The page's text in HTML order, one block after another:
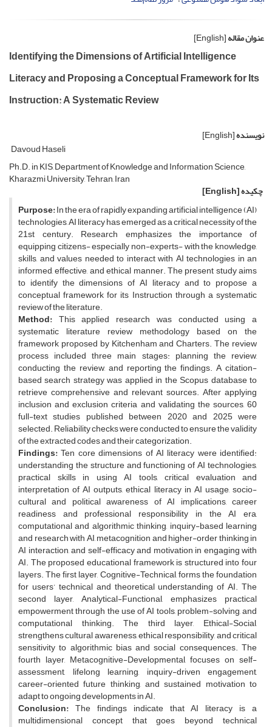
عنوان مقاله[English]
Identifying the Dimensions of Artificial Intelligence
Literacy and Proposing a Conceptual Framework for Its
Instruction: A Systematic Review
نویسنده[English]
Davoud Haseli
Ph.D. in KIS, Department of Knowledge and Information Science,
Kharazmi University, Tehran, Iran
چکیده[English]
Purpose:In the era of rapidly expanding artificial intelligence (AI)
technologies, AI literacy has emerged as a critical necessity of the
21st century. Research emphasizes the importance of
equipping citizens- especially non-experts- with the knowledge,
skills, and values needed to interact with AI technologies in an
informed, effective, and ethical manner. The present study aims
to identify the dimensions of AI literacy and to propose a
conceptual framework for its Instruction through a systematic
review of the literature.
Method: This applied research was conducted using a
systematic literature review methodology based on the
framework proposed by Kitchenham and Charters. The review
process included three main stages: planning the review,
conducting the review, and reporting the findings. A citation-
based search strategy was applied in the Scopus database to
retrieve comprehensive and relevant sources. After applying
inclusion and exclusion criteria and validating the sources, 60
full-text studies published between 2020 and 2025 were
selected. Reliability checks were conducted to ensure the validity
of the extracted codes and their categorization.
Findings:Ten core dimensions of AI literacy were identified:
understanding the structure and functioning of AI technologies,
practical skills in using AI tools, critical evaluation and
interpretation of AI outputs, ethical literacy in AI usage, socio-
cultural and political awareness of AI implications, career
readiness and professional responsibility in the AI era,
computational and algorithmic thinking, inquiry-based learning
and research with AI, metacognition and higher-order thinking in
AI interaction, and self-efficacy and motivation in engaging with
AI. The proposed educational framework is structured into four
layers. The first layer, Cognitive-Technical, forms the foundation
for users’ technical and theoretical understanding of AI. The
second layer, Analytical-Functional, emphasizes practical
empowerment through the use of AI tools, problem-solving, and
computational thinking. The third layer, Ethical-Social,
strengthens cultural awareness, ethical responsibility, and critical
sensitivity to algorithmic bias and social consequences. The
fourth layer, Metacognitive-Developmental, focuses on self-
assessment, lifelong learning, inquiry-driven engagement,
career-oriented future thinking, and sustained motivation to
adapt to ongoing developments in AI.
Conclusion: The findings indicate that AI literacy is a
multidimensional concept that goes beyond technical